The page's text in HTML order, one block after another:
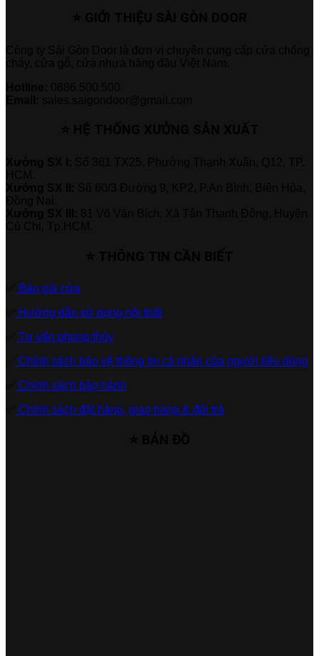
Báo giá cửa
Hướng dẫn sử dụng nội thất
Tư vấn phong thủy
Chính sách bảo vệ thông tin cá nhân của người tiêu dùng
Chính sách bảo hành
Chính sách đặt hàng, giao hàng & đổi trả